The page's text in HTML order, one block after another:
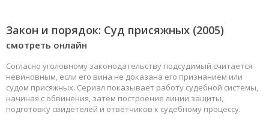
Закон и порядок: Суд присяжных (2005)
смотреть онлайн
Согласно уголовному законодательству подсудимый считается
невиновным, если его вина не доказана его признанием или
судом присяжных. Сериал показывает работу судебной системы,
начиная с обвинения, затем построение линии защиты,
подготовку свидетелей и ответчиков к судебному процессу.